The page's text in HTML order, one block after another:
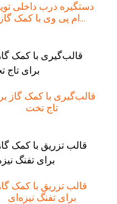
دستگیره درب داخلی
ام پی وی با کمک گاز...
قالب‌گیری با کمک گاز
تاج تخت
قالب تزریق با کمک
برای تفنگ نیزه‌ای